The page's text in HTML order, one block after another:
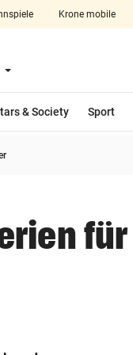
Krone mobile
Menü aufklappen
& Society Sport
für